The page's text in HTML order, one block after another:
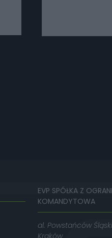
EVP SPÓŁKA Z
KOMANDYTOWA
al. Powstańców
Kraków